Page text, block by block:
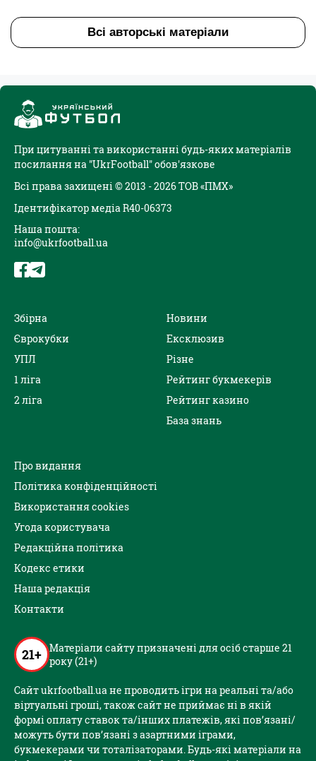
Всі авторські матеріали
При цитуванні та використанні будь-яких матеріалів
посилання на "UkrFootball" обов'язкове
Всі права захищені © 2013 - 2026 ТОВ «ПМХ»
Ідентифікатор медіа R40-06373
Наша пошта:
info@ukrfootball.ua
Збірна
Єврокубки
УПЛ
1 ліга
2 ліга
Новини
Ексклюзив
Різне
Рейтинг букмекерів
Рейтинг казино
База знань
Про видання
Політика конфіденційності
Використання cookies
Угода користувача
Редакційна політика
Кодекс етики
Наша редакція
Контакти
21+ Матеріали сайту призначені для осіб старше 21
року (21+)
Сайт ukrfootball.ua не проводить ігри на реальні та/або
віртуальні гроші, також сайт не приймає ні в якій
формі оплату ставок та/інших платежів, які пов’язані/
можуть бути пов’язані з азартними іграми,
букмекерами чи тоталізаторами. Будь-які матеріали на